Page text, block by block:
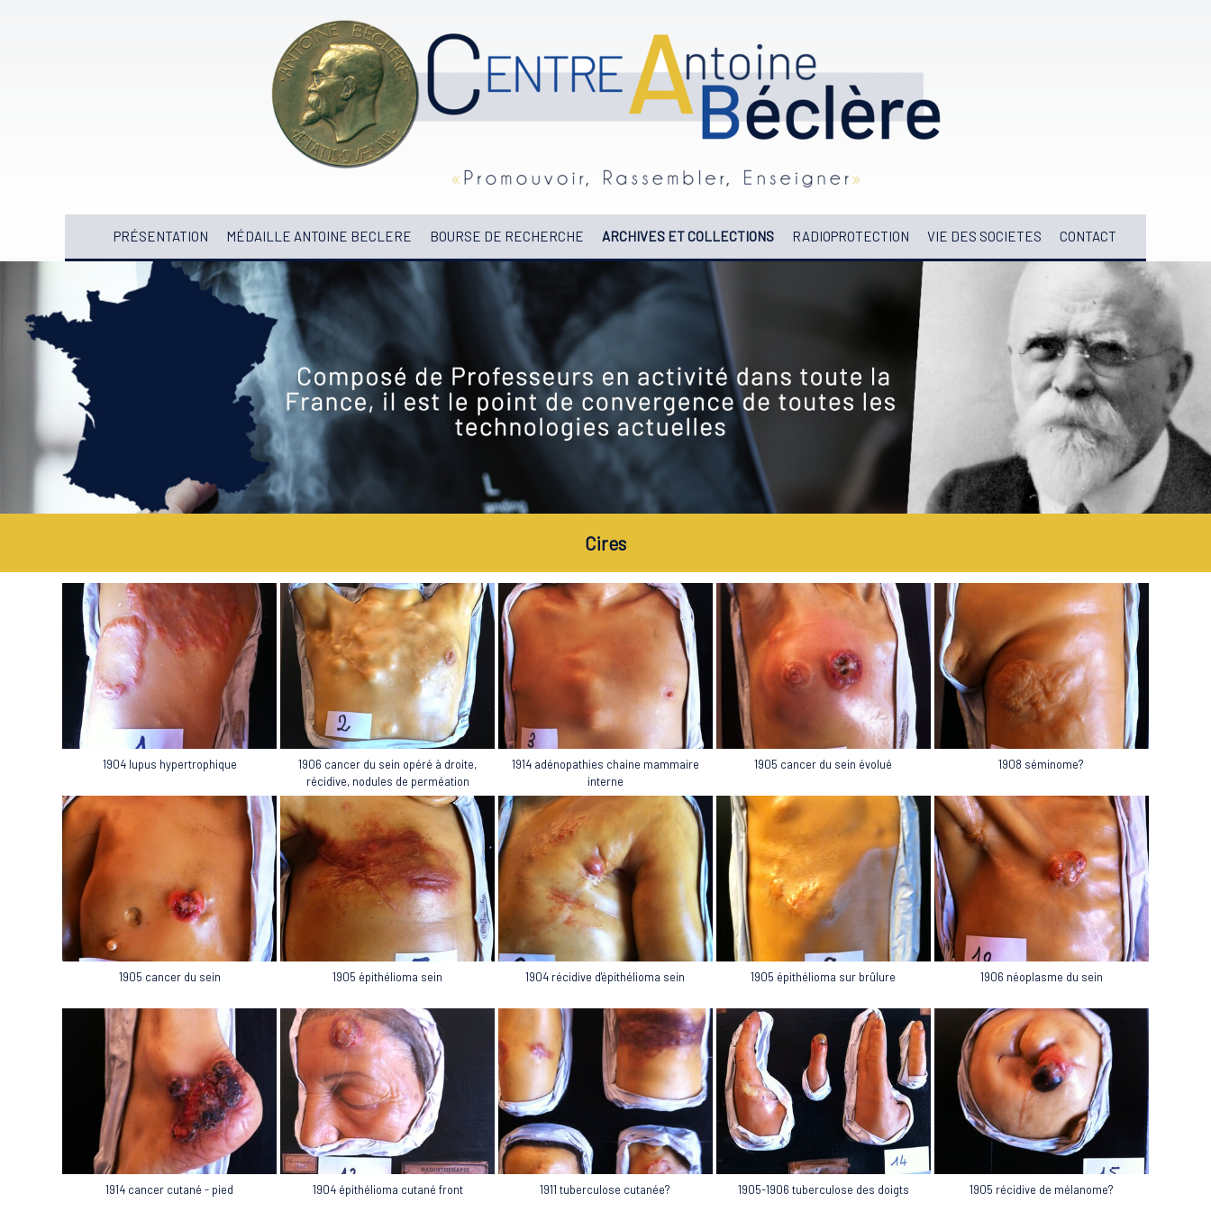
PRÉSENTATION MÉDAILLE ANTOINE BECLERE BOURSE DE RECHERCHE ARCHIVES ET COLLECTIONS RADIOPROTECTION VIE DES SOCIETES CONTACT
Cires
1904 lupus hypertrophique
1906 cancer du sein opéré à droite,
récidive, nodules de perméation
1914 adénopathies chaine mammaire
interne
1905 cancer du sein évolué 1908 séminome?
1905 cancer du sein 1905 épithélioma sein 1904 récidive d'épithélioma sein 1905 épithélioma sur brûlure 1906 néoplasme du sein
1914 cancer cutané - pied 1904 épithélioma cutané front 1911 tuberculose cutanée? 1905-1906 tuberculose des doigts 1905 récidive de mélanome?